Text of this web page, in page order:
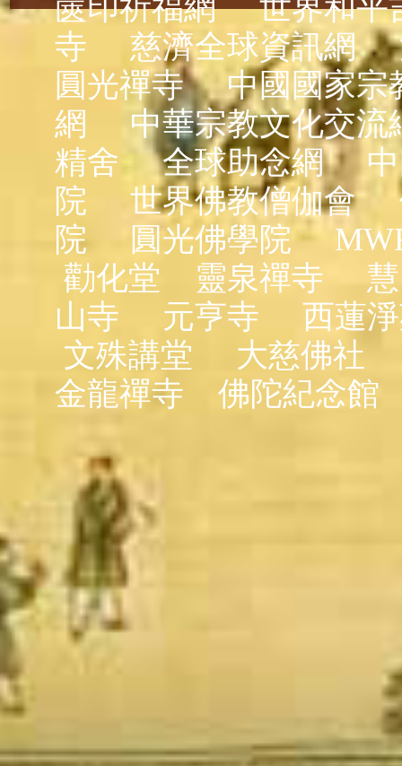
篋印祈福網
世界和平
寺
慈濟全球資訊網
圓光禪寺
中國國家宗
網
中華宗教文化交流
精舍
全球助念網
院
世界佛教僧伽會
院
圓光佛學院
勸化堂
靈泉禪寺
山寺
元亨寺
西蓮
文殊講堂
大慈佛社
金龍禪寺
佛陀紀念館